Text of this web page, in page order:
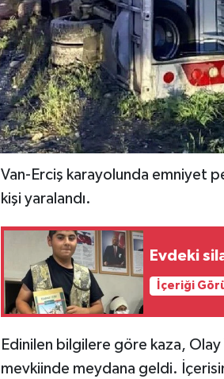
Van-Erciş karayolunda emniyet
kişi yaralandı.
Evdeki
İçeriği
Edinilen bilgilere göre kaza,
mevkiinde meydana geldi.